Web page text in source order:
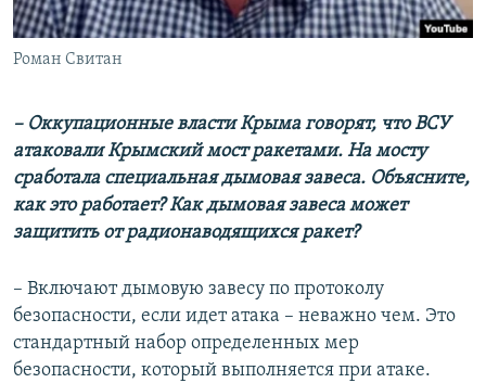
Роман Свитан
– Оккупационные власти Крыма говорят, что ВСУ
атаковали Крымский мост ракетами. На мосту
сработала специальная дымовая завеса. Объясните,
как это работает? Как дымовая завеса может
защитить от радионаводящихся ракет?
– Включают дымовую завесу по протоколу
безопасности, если идет атака – неважно чем. Это
стандартный набор определенных мер
безопасности, который выполняется при атаке.